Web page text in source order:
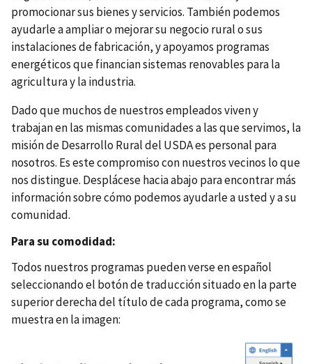
promocionar sus bienes y servicios. También podemos
ayudarle a ampliar o mejorar su negocio rural o sus
instalaciones de fabricación, y apoyamos programas
energéticos que financian sistemas renovables para la
agricultura y la industria.
Dado que muchos de nuestros empleados viven y
trabajan en las mismas comunidades a las que servimos, la
misión de Desarrollo Rural del USDA es personal para
nosotros. Es este compromiso con nuestros vecinos lo que
nos distingue. Desplácese hacia abajo para encontrar más
información sobre cómo podemos ayudarle a usted y a su
comunidad.
Para su comodidad:
Todos nuestros programas pueden verse en español
seleccionando el botón de traducción situado en la parte
superior derecha del título de cada programa, como se
muestra en la imagen: